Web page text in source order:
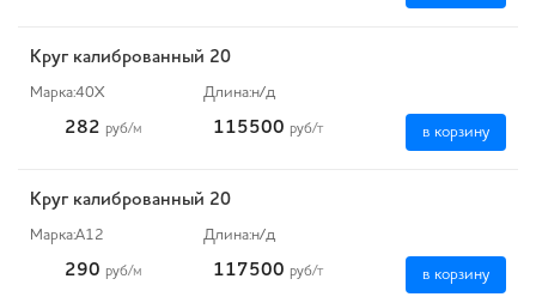
Круг калиброванный 20
Марка:40Х Длина:н/д
282 руб/м 115500 руб/т в корзину
Круг калиброванный 20
Марка:А12 Длина:н/д
290 руб/м 117500 руб/т в корзину